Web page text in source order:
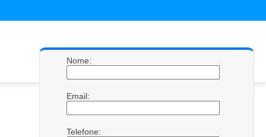
Nome:
Email:
Telefone: